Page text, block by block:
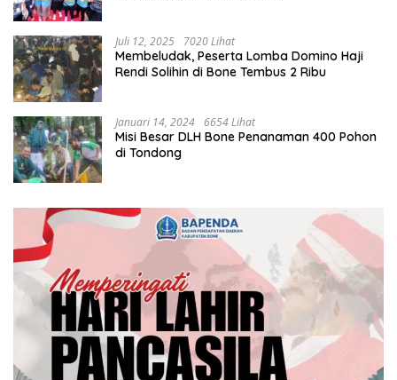
Juli 12, 2025 7020 Lihat
Membeludak, Peserta Lomba Domino Haji
Rendi Solihin di Bone Tembus 2 Ribu
Januari 14, 2024 6654 Lihat
Misi Besar DLH Bone Penanaman 400 Pohon
di Tondong